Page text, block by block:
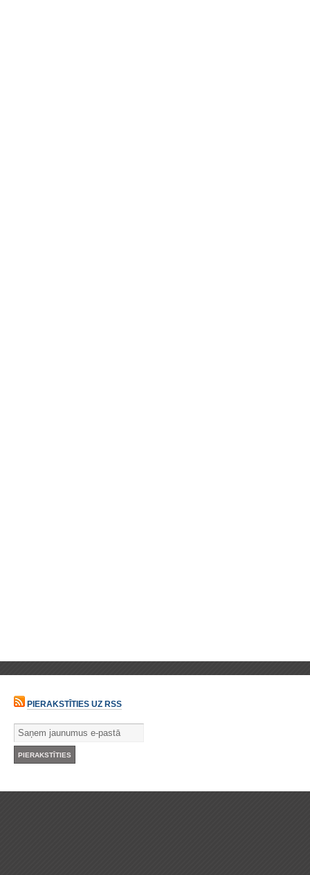
PIERAKSTĪTIES UZ RSS